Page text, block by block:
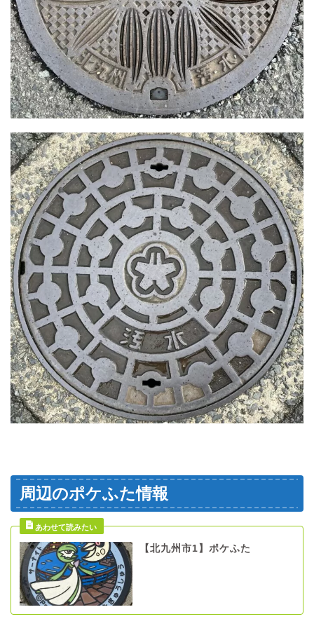
周辺のポケふた情報
【北九州市1】ポケふた